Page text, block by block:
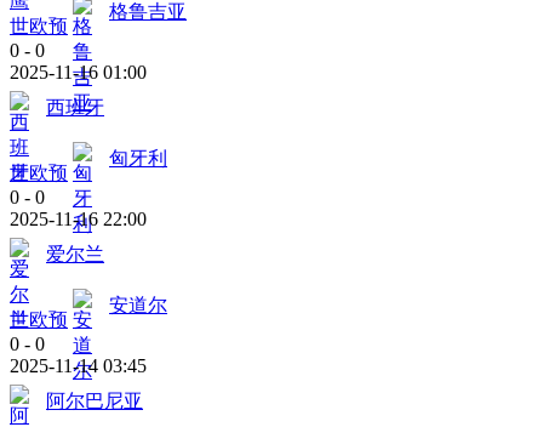
世欧预
格鲁吉亚
0 - 0
2025-11-16 01:00
西班牙
世欧预
匈牙利
0 - 0
2025-11-16 22:00
爱尔兰
世欧预
安道尔
0 - 0
2025-11-14 03:45
阿尔巴尼亚